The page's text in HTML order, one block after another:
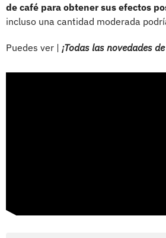
de café para obtener sus efectos
incluso una cantidad moderada
Puedes ver | ¡Todas las novedades